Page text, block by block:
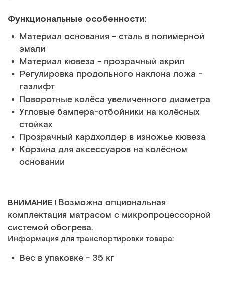
Функциональные особенности:
Материал основания - сталь в полимерной
эмали
Материал кювеза - прозрачный акрил
Регулировка продольного наклона ложа -
газлифт
Поворотные колёса увеличенного диаметра
Угловые бампера-отбойники на колёсных
стойках
Прозрачный кардхолдер в изножье кювеза
Корзина для аксессуаров на колёсном
основании
ВНИМАНИЕ ! Возможна опциональная
комплектация матрасом с микропроцессорной
системой обогрева.
Информация для транспортировки товара:
Вес в упаковке - 35 кг